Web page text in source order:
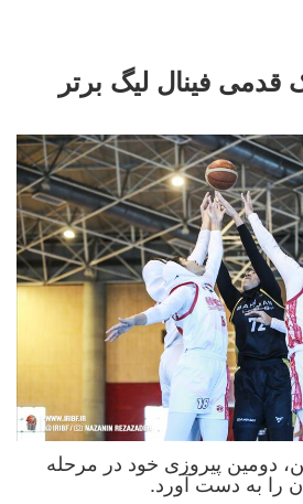
فینال لیگ برتر
دومین پیروزی خود در مرحله
را به دست آورد.